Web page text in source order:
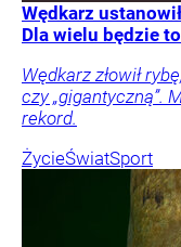
Wędkarz
Dla wielu będzie
Wędkarz złowił
czy „gigantyczną”.
rekord.
ŻycieŚwiatSport